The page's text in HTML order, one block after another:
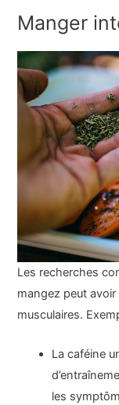
Manger
Les recherches
mangez peut
musculaires.
La caféine
les